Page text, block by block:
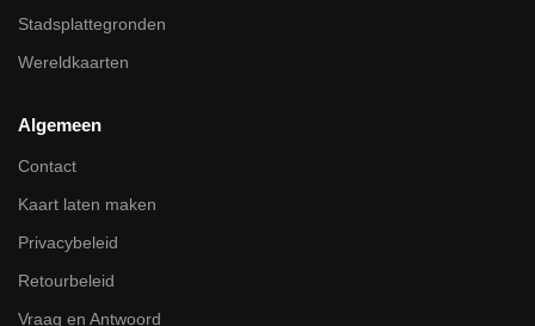
Stadsplattegronden
Wereldkaarten
Algemeen
Contact
Kaart laten maken
Privacybeleid
Retourbeleid
Vraag en Antwoord